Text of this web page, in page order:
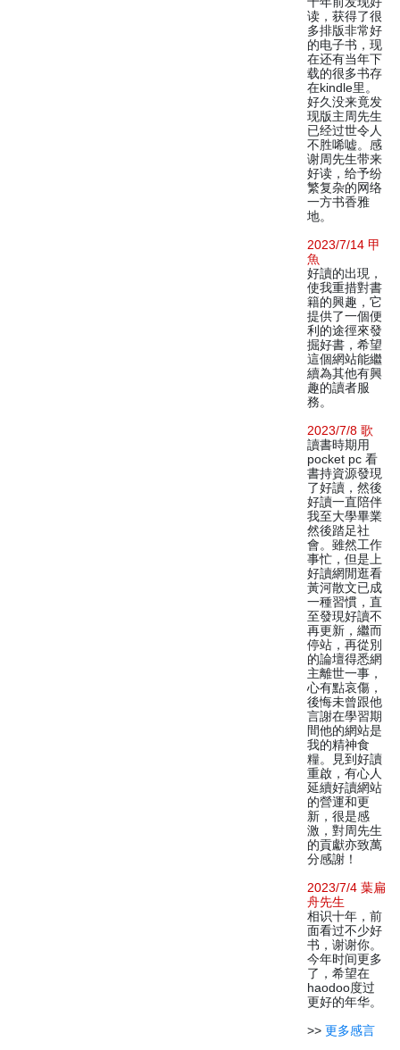
读，获得了很
多排版非常好
的电子书，现
在还有当年下
载的很多书存
在kindle里。
好久没来竟发
现版主周先生
已经过世令人
不胜唏嘘。感
谢周先生带来
好读，给予纷
繁复杂的网络
一方书香雅
地。
2023/7/14 甲
魚
好讀的出現，
使我重措對書
籍的興趣，它
提供了一個便
利的途徑來發
掘好書，希望
這個網站能繼
續為其他有興
趣的讀者服
務。
2023/7/8 歌
讀書時期用
pocket pc 看
書持資源發現
了好讀，然後
好讀一直陪伴
我至大學畢業
然後踏足社
會。雖然工作
事忙，但是上
好讀網閒逛看
黃河散文已成
一種習慣，直
至發現好讀不
再更新，繼而
停站，再從別
的論壇得悉網
主離世一事，
心有點哀傷，
後悔未曾跟他
言謝在學習期
間他的網站是
我的精神食
糧。見到好讀
重啟，有心人
延續好讀網站
的營運和更
新，很是感
激，對周先生
的貢獻亦致萬
分感謝！
2023/7/4 葉扁
舟先生
相识十年，前
面看过不少好
书，谢谢你。
今年时间更多
了，希望在
haodoo度过
更好的年华。
>> 更多感言